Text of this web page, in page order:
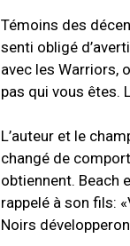
Témoins des
senti obligé
avec les Warriors,
pas qui vous êtes.
L’auteur et le
changé de
obtiennent. Beach
rappelé à son fils:
Noirs